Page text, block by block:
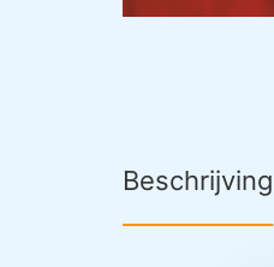
Beschrijving